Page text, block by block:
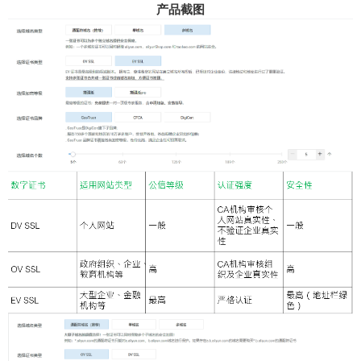
产品截图